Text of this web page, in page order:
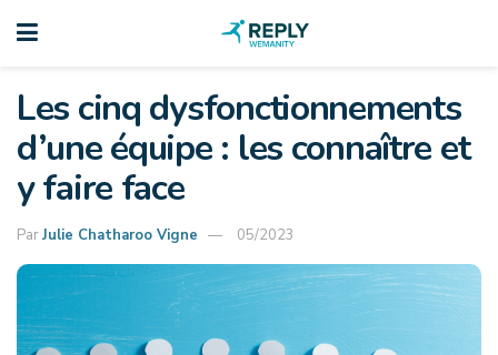
Les cinq dysfonctionnements
d’une équipe : les connaître et
y faire face
ParJulie Chatharoo Vigne 05/2023